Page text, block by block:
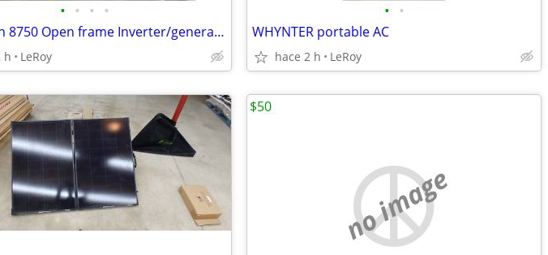
• • • •
Champion 8750 Open frame Inverter/generator
h LeRoy
• •
WHYNTER portable AC
hace 2 h LeRoy
no image
$50